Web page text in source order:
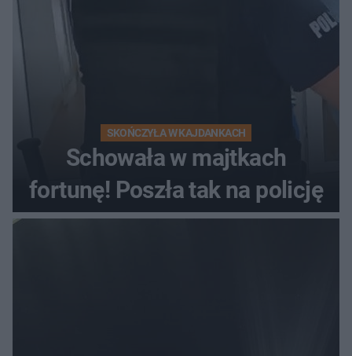
SKOŃCZYŁA W KAJDANKACH
Schowała w majtkach
fortunę! Poszła tak na policję